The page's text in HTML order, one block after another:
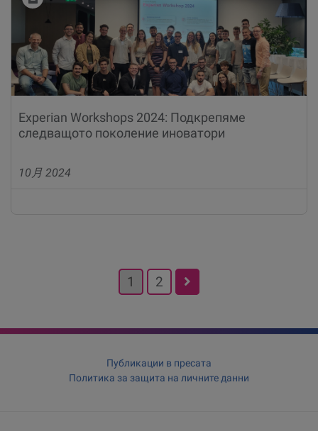
Experian Workshops 2024: Подкрепяме
следващото поколение иноватори
10月 2024
1 2
Публикации в пресата
Политика за защита на личните данни